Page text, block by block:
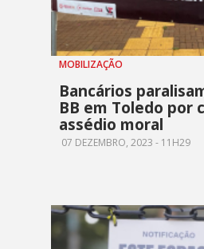
MOBILIZAÇÃO
Bancários
BB em Toledo por
assédio moral
07 DEZEMBRO, 2023 - 11H29